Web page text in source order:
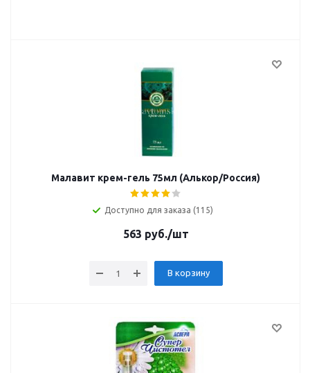
Малавит крем-гель 75мл (Алькор/Россия)
Доступно для заказа (115)
563 руб./шт
В корзину